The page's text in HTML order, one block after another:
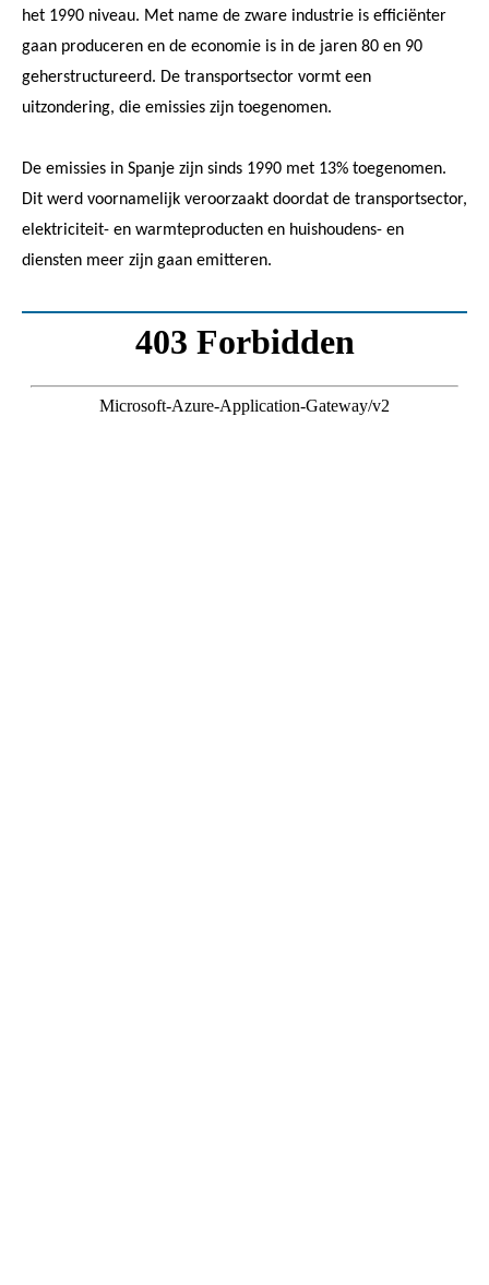
het 1990 niveau. Met name de zware industrie is efficiënter
gaan produceren en de economie is in de jaren 80 en 90
geherstructureerd. De transportsector vormt een
uitzondering, die emissies zijn toegenomen.
De emissies in Spanje zijn sinds 1990 met 13% toegenomen.
Dit werd voornamelijk veroorzaakt doordat de transportsector,
elektriciteit- en warmteproducten en huishoudens- en
diensten meer zijn gaan emitteren.